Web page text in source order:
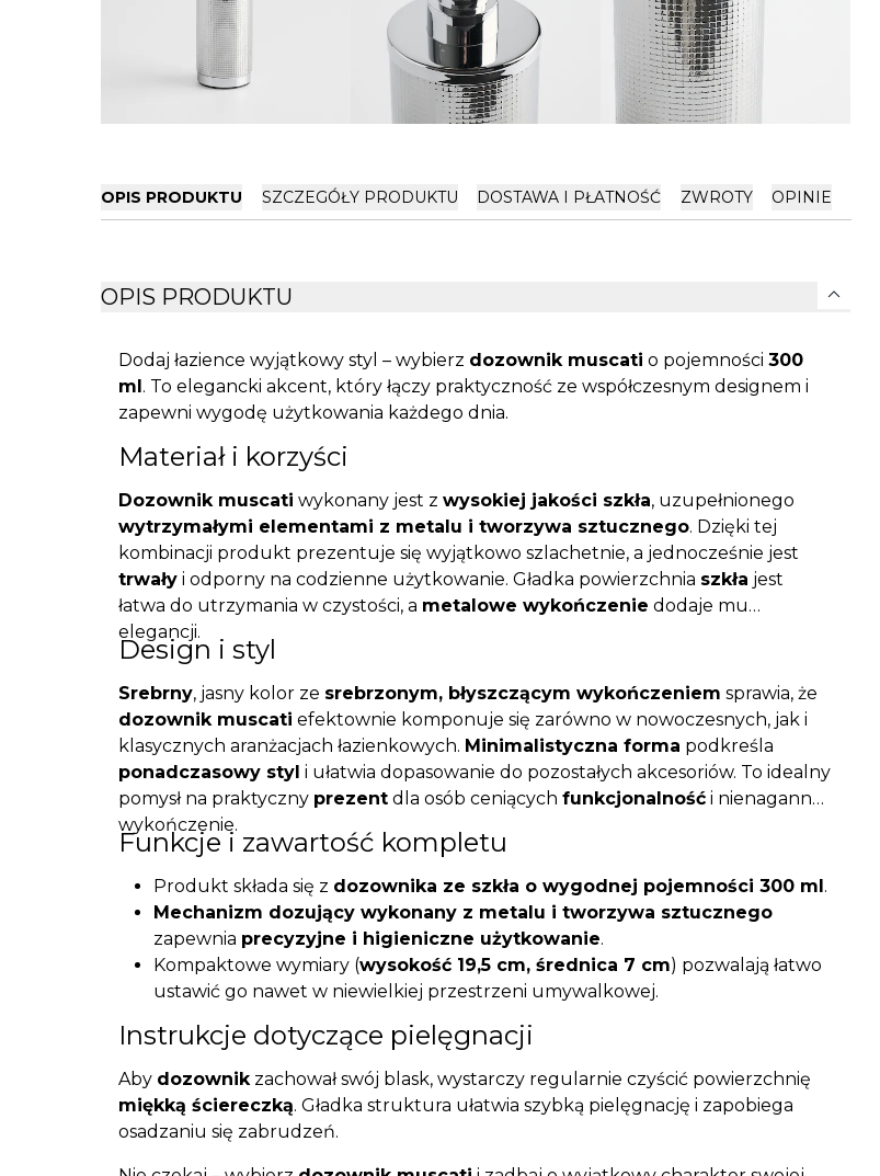
OPIS PRODUKTU SZCZEGÓŁY PRODUKTU DOSTAWA I PŁATNOŚĆ ZWROTY OPINIE
OPIS PRODUKTU expand_more
Dodaj łazience wyjątkowy styl – wybierz dozownik muscati o pojemności 300
ml. To elegancki akcent, który łączy praktyczność ze współczesnym designem i
zapewni wygodę użytkowania każdego dnia.
Materiał i korzyści
Dozownik muscati wykonany jest z wysokiej jakości szkła, uzupełnionego
wytrzymałymi elementami z metalu i tworzywa sztucznego. Dzięki tej
kombinacji produkt prezentuje się wyjątkowo szlachetnie, a jednocześnie jest
trwały i odporny na codzienne użytkowanie. Gładka powierzchnia szkła jest
łatwa do utrzymania w czystości, a metalowe wykończenie dodaje mu
elegancji.
Design i styl
Srebrny, jasny kolor ze srebrzonym, błyszczącym wykończeniem sprawia, że
dozownik muscati efektownie komponuje się zarówno w nowoczesnych, jak i
klasycznych aranżacjach łazienkowych. Minimalistyczna forma podkreśla
ponadczasowy styl i ułatwia dopasowanie do pozostałych akcesoriów. To idealny
pomysł na praktyczny prezent dla osób ceniących funkcjonalność i nienaganne
wykończenie.
Funkcje i zawartość kompletu
Produkt składa się z dozownika ze szkła o wygodnej pojemności 300 ml.
Mechanizm dozujący wykonany z metalu i tworzywa sztucznego
zapewnia precyzyjne i higieniczne użytkowanie.
Kompaktowe wymiary (wysokość 19,5 cm, średnica 7 cm) pozwalają łatwo
ustawić go nawet w niewielkiej przestrzeni umywalkowej.
Instrukcje dotyczące pielęgnacji
Aby dozownikzachował swój blask, wystarczy regularnie czyścić powierzchnię
miękką ściereczką. Gładka struktura ułatwia szybką pielęgnację i zapobiega
osadzaniu się zabrudzeń.